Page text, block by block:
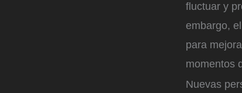
fluctuar y
embargo,
para
momentos
Nuevas